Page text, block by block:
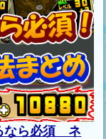
なら必須 ネ